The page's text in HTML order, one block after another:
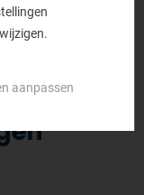
aanpassen